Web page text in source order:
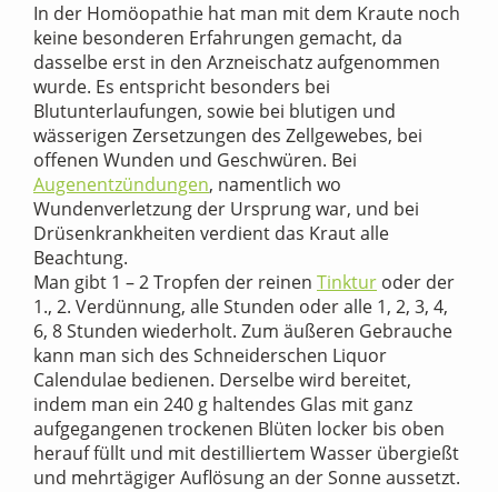
In der Homöopathie hat man mit dem Kraute noch
keine besonderen Erfahrungen gemacht, da
dasselbe erst in den Arzneischatz aufgenommen
wurde. Es entspricht besonders bei
Blutunterlaufungen, sowie bei blutigen und
wässerigen Zersetzungen des Zellgewebes, bei
offenen Wunden und Geschwüren. Bei
Augenentzündungen, namentlich wo
Wundenverletzung der Ursprung war, und bei
Drüsenkrankheiten verdient das Kraut alle
Beachtung.
Man gibt 1 – 2 Tropfen der reinen Tinktur oder der
1., 2. Verdünnung, alle Stunden oder alle 1, 2, 3, 4,
6, 8 Stunden wiederholt. Zum äußeren Gebrauche
kann man sich des Schneiderschen Liquor
Calendulae bedienen. Derselbe wird bereitet,
indem man ein 240 g haltendes Glas mit ganz
aufgegangenen trockenen Blüten locker bis oben
herauf füllt und mit destilliertem Wasser übergießt
und mehrtägiger Auflösung an der Sonne aussetzt.